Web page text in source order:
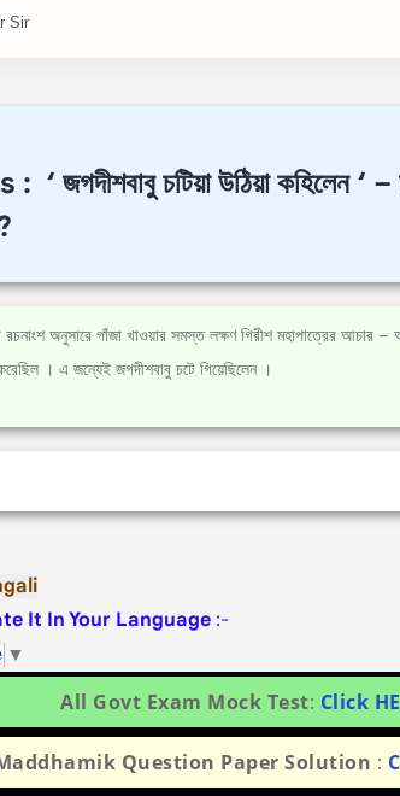
জগদীশবাবু চটিয়া উঠিয়া কহিলেন ‘ –
রচনাংশ অনুসারে গাঁজা খাওয়ার সমস্ত লক্ষণ গিরীশ মহাপাত্রের আচার –
। এ জন্যেই জগদীশবাবু চটে গিয়েছিলেন ।
It In Your Language:-
▼
All Govt Exam Mock Test: Click
Question Paper Solution :